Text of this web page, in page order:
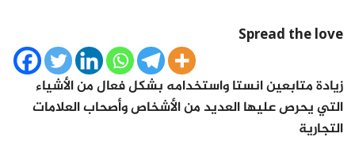
Spread the love
زيادة متابعين انستا واستخدامه بشكل فعال من الأشياء
التي يحرص عليها العديد من الأشخاص وأصحاب العلامات
التجارية